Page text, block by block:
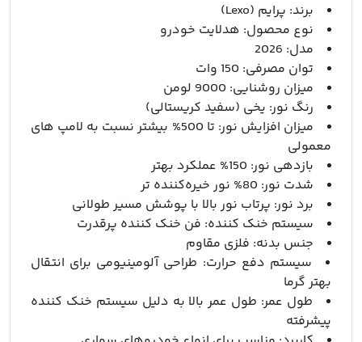
برند: پرایم (Lexo)
نوع محصول: هدلایت خودرو
مدل: 2026
توان مصرفی: 150 وات
میزان روشنایی: 9000 لومن
رنگ نور: یخی (سفید کریستالی)
میزان افزایش نور: تا 500% بیشتر نسبت به لامپ‌ های
معمولی
بازدهی نور: 150% عملکرد بهتر
شدت نور: 80% نور خیره‌کننده‌ تر
برد نور: پرتاب نور بالا با پوشش مسیر طولانی
سیستم خنک‌ کننده: فن خنک‌ کننده پرقدرت
جنس بدنه: فلزی مقاوم
سیستم دفع حرارت: طراحی آلومینیومی برای انتقال
بهتر گرما
طول عمر: طول عمر بالا به دلیل سیستم خنک‌ کننده
پیشرفته